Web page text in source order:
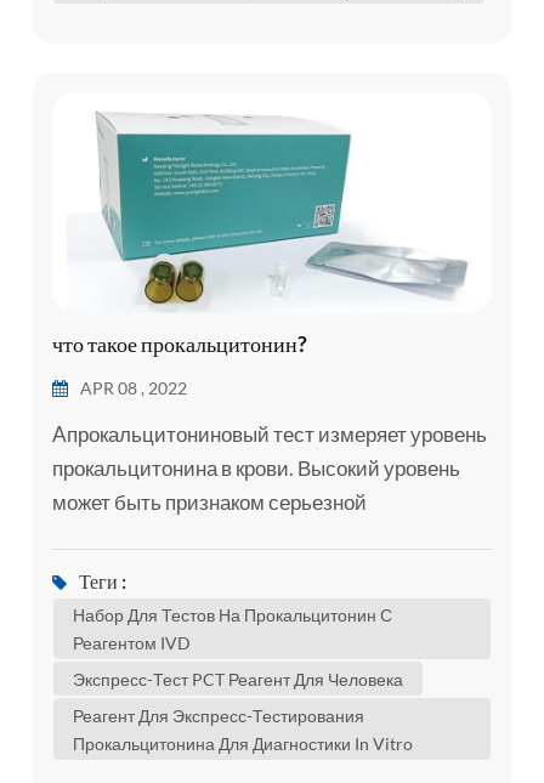
сыворотке,, плазме,, цельной крови,, моче...
что такое прокальцитонин?
APR 08 , 2022
Aпрокальцитониновый тест измеряет уровень
прокальцитонина в крови. Высокий уровень
может быть признаком серьезной
сепсис — это организм's сильная реакция на
инфекцию. сепсис возникает, когда инфекция
в одной области вашего тела,, например, на
коже или в мочевыводящих путях,
распространяется в кровоток. это вызывает
сильную иммунную реакцию. это может вызв...
Теги :
Набор Для Тестов На Прокальцитонин С
Реагентом IVD
Экспресс-Тест PCT Реагент Для Человека
Реагент Для Экспресс-Тестирования
Прокальцитонина Для Диагностики In Vitro